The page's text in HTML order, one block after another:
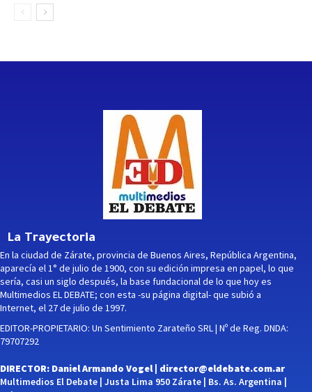
La Trayectoria
En la ciudad de Zárate, provincia de Buenos Aires, República Argentina,
aparecía el 1° de julio de 1900, con su edición impresa en papel, lo que
sería, casi un siglo después, la base fundacional de lo que hoy es
Multimedios EL DEBATE; con esta -su página digital- que subió a
Internet, el 27 de julio de 1997.
EDITOR-PROPIETARIO: Un Sentimiento Zarateño SRL | Nº de Reg. DNDA:
79707292
DIRECTOR: Daniel Armando Vogel | director@eldebate.com.ar
Multimedios El Debate | Justa Lima 950 Zárate | Bs. As. Argentina |